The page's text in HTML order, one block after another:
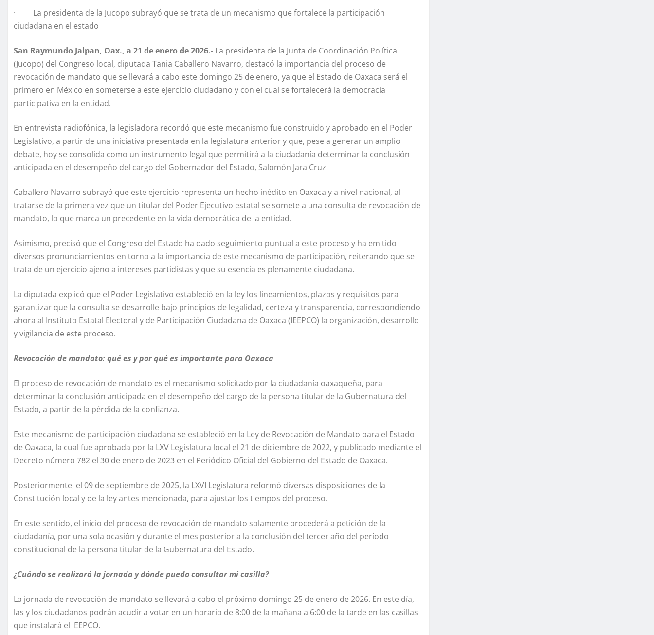
· La presidenta de la Jucopo subrayó que se trata de un mecanismo que fortalece la participación
ciudadana en el estado
San Raymundo Jalpan, Oax., a 21 de enero de 2026.- La presidenta de la Junta de Coordinación Política
(Jucopo) del Congreso local, diputada Tania Caballero Navarro, destacó la importancia del proceso de
revocación de mandato que se llevará a cabo este domingo 25 de enero, ya que el Estado de Oaxaca será el
primero en México en someterse a este ejercicio ciudadano y con el cual se fortalecerá la democracia
participativa en la entidad.
En entrevista radiofónica, la legisladora recordó que este mecanismo fue construido y aprobado en el Poder
Legislativo, a partir de una iniciativa presentada en la legislatura anterior y que, pese a generar un amplio
debate, hoy se consolida como un instrumento legal que permitirá a la ciudadanía determinar la conclusión
anticipada en el desempeño del cargo del Gobernador del Estado, Salomón Jara Cruz.
Caballero Navarro subrayó que este ejercicio representa un hecho inédito en Oaxaca y a nivel nacional, al
tratarse de la primera vez que un titular del Poder Ejecutivo estatal se somete a una consulta de revocación de
mandato, lo que marca un precedente en la vida democrática de la entidad.
Asimismo, precisó que el Congreso del Estado ha dado seguimiento puntual a este proceso y ha emitido
diversos pronunciamientos en torno a la importancia de este mecanismo de participación, reiterando que se
trata de un ejercicio ajeno a intereses partidistas y que su esencia es plenamente ciudadana.
La diputada explicó que el Poder Legislativo estableció en la ley los lineamientos, plazos y requisitos para
garantizar que la consulta se desarrolle bajo principios de legalidad, certeza y transparencia, correspondiendo
ahora al Instituto Estatal Electoral y de Participación Ciudadana de Oaxaca (IEEPCO) la organización, desarrollo
y vigilancia de este proceso.
Revocación de mandato: qué es y por qué es importante para Oaxaca
El proceso de revocación de mandato es el mecanismo solicitado por la ciudadanía oaxaqueña, para
determinar la conclusión anticipada en el desempeño del cargo de la persona titular de la Gubernatura del
Estado, a partir de la pérdida de la confianza.
Este mecanismo de participación ciudadana se estableció en la Ley de Revocación de Mandato para el Estado
de Oaxaca, la cual fue aprobada por la LXV Legislatura local el 21 de diciembre de 2022, y publicado mediante el
Decreto número 782 el 30 de enero de 2023 en el Periódico Oficial del Gobierno del Estado de Oaxaca.
Posteriormente, el 09 de septiembre de 2025, la LXVI Legislatura reformó diversas disposiciones de la
Constitución local y de la ley antes mencionada, para ajustar los tiempos del proceso.
En este sentido, el inicio del proceso de revocación de mandato solamente procederá a petición de la
ciudadanía, por una sola ocasión y durante el mes posterior a la conclusión del tercer año del período
constitucional de la persona titular de la Gubernatura del Estado.
¿Cuándo se realizará la jornada y dónde puedo consultar mi casilla?
La jornada de revocación de mandato se llevará a cabo el próximo domingo 25 de enero de 2026. En este día,
las y los ciudadanos podrán acudir a votar en un horario de 8:00 de la mañana a 6:00 de la tarde en las casillas
que instalará el IEEPCO.